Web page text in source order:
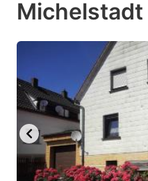
question
mark
to
get
the
keyboard
shortcuts
Michelstadt